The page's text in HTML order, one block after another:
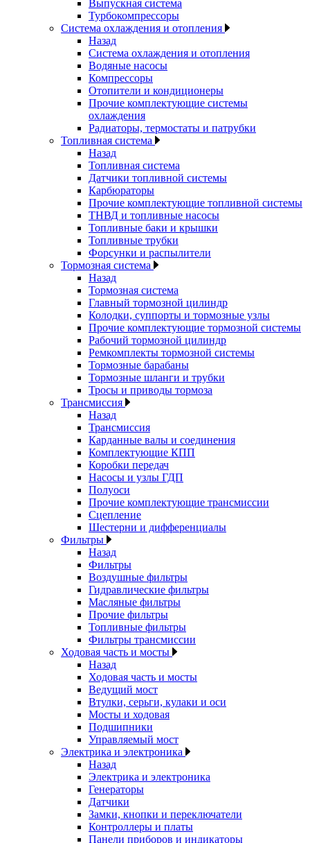
Выпускная система
Турбокомпрессоры
Система охлаждения и отопления
Назад
Система охлаждения и отопления
Водяные насосы
Компрессоры
Отопители и кондиционеры
Прочие комплектующие системы
охлаждения
Радиаторы, термостаты и патрубки
Топливная система
Назад
Топливная система
Датчики топливной системы
Карбюраторы
Прочие комплектующие топливной системы
ТНВД и топливные насосы
Топливные баки и крышки
Топливные трубки
Форсунки и распылители
Тормозная система
Назад
Тормозная система
Главный тормозной цилиндр
Колодки, суппорты и тормозные узлы
Прочие комплектующие тормозной системы
Рабочий тормозной цилиндр
Ремкомплекты тормозной системы
Тормозные барабаны
Тормозные шланги и трубки
Тросы и приводы тормоза
Трансмиссия
Назад
Трансмиссия
Карданные валы и соединения
Комплектующие КПП
Коробки передач
Насосы и узлы ГДП
Полуоси
Прочие комплектующие трансмиссии
Сцепление
Шестерни и дифференциалы
Фильтры
Назад
Фильтры
Воздушные фильтры
Гидравлические фильтры
Масляные фильтры
Прочие фильтры
Топливные фильтры
Фильтры трансмиссии
Ходовая часть и мосты
Назад
Ходовая часть и мосты
Ведущий мост
Втулки, серьги, кулаки и оси
Мосты и ходовая
Подшипники
Управляемый мост
Электрика и электроника
Назад
Электрика и электроника
Генераторы
Датчики
Замки, кнопки и переключатели
Контроллеры и платы
Панели приборов и индикаторы